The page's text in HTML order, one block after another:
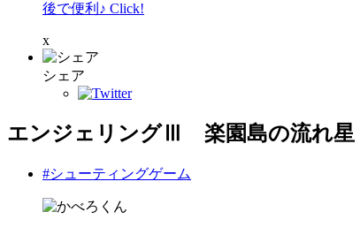
後で便利♪ Click!
x
シェア
エンジェリングⅢ 楽園島の流れ星
#シューティングゲーム